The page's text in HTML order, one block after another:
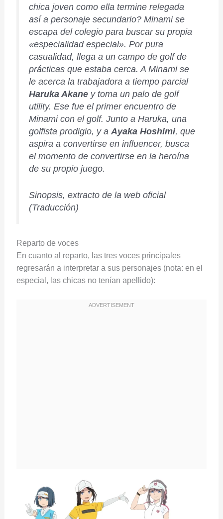
chica joven como ella termine relegada
así a personaje secundario? Minami se
escapa del colegio para buscar su propia
«especialidad especial». Por pura
casualidad, llega a un campo de golf de
prácticas que estaba cerca. A Minami se
le acerca la trabajadora a tiempo parcial
Haruka Akaney toma un palo de golf
utility. Ese fue el primer encuentro de
Minami con el golf. Junto a Haruka, una
golfista prodigio, y a Ayaka Hoshimi, que
aspira a convertirse en influencer, busca
el momento de convertirse en la heroína
de su propio juego.
Sinopsis, extracto de la web oficial
(Traducción)
Reparto de voces
En cuanto al reparto, las tres voces principales
regresarán a interpretar a sus personajes (nota: en el
especial, las chicas no tenían apellido):